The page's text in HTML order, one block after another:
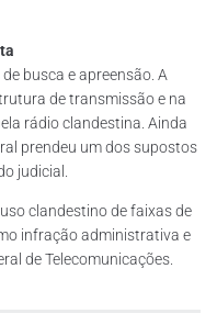
busca e apreensão. A
de transmissão e na
rádio clandestina. Ainda
prendeu um dos supostos
judicial.
clandestino de faixas de
infração administrativa e
de Telecomunicações.